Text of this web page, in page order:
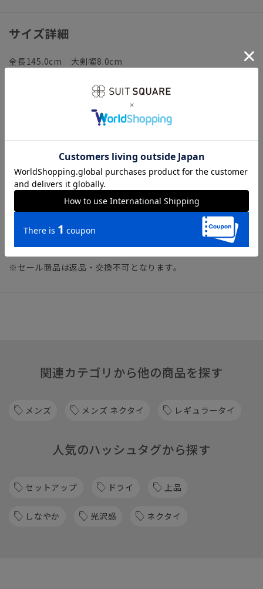
サイズ詳細
全長145.0cm 大剣幅8.0cm
※商品の仕上がりサイズ（出来上がり寸法）は上記のサイズ表
※同サイズまたは同一商品でも、生産の過程で個体差や着用感
が、パソコン環境により色味に誤差が生じる場合がございま
す。予めご了承下さいませ。
※セール商品のため、セットアップ対応商品や一部カラーの販
売を終了している可能性がございます。
※カラーによりセール価格が異なる場合がございます。予めご
※セール商品は返品・交換不可となります。
関連カテゴリから他の商品を探す
メンズ メンズ ネクタイ レギュラータイ
人気のハッシュタグから探す
セットアップ ドライ 上品
しなやか 光沢感 ネクタイ